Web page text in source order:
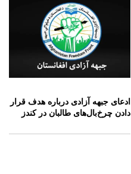
ادعای جبهه آزادی درباره هدف قرار
دادن چرخ‌بال‌های طالبان در کندز